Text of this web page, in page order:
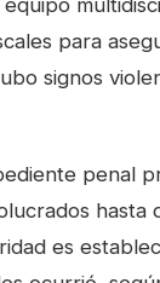
para
signos
penal
hasta
es